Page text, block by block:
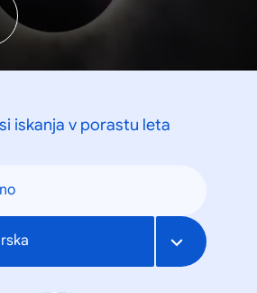
iskanja v porastu leta